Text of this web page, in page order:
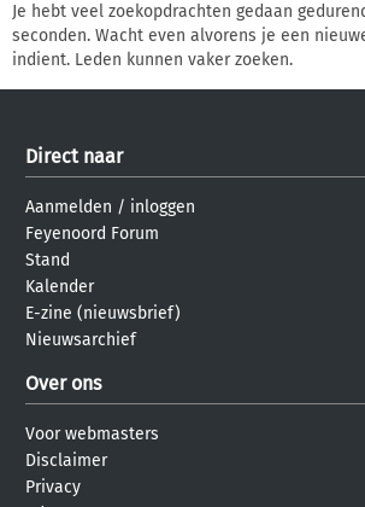
Je hebt veel zoekopdrachten gedaan
seconden. Wacht even alvorens je een
indient. Leden kunnen vaker zoeken.
Direct naar
Aanmelden / inloggen
Feyenoord Forum
Stand
Kalender
E-zine (nieuwsbrief)
Nieuwsarchief
Over ons
Voor webmasters
Disclaimer
Privacy